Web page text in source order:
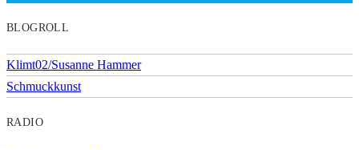
BLOGROLL
Klimt02/Susanne Hammer
Schmuckkunst
RADIO